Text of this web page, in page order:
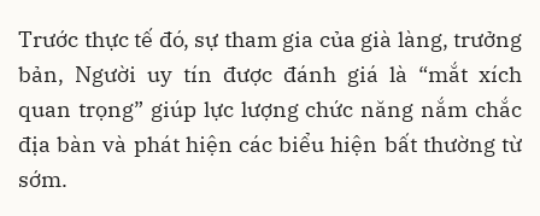
Trước thực tế đó, sự tham gia của già làng, trưởng
bản, Người uy tín được đánh giá là “mắt xích
quan trọng” giúp lực lượng chức năng nắm chắc
địa bàn và phát hiện các biểu hiện bất thường từ
sớm.